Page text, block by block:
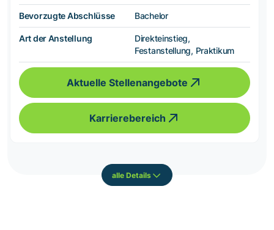
Bevorzugte Abschlüsse Bachelor
Art der Anstellung
Direkteinstieg,
Festanstellung, Praktikum
Aktuelle Stellenangebote
Karrierebereich
alle Details